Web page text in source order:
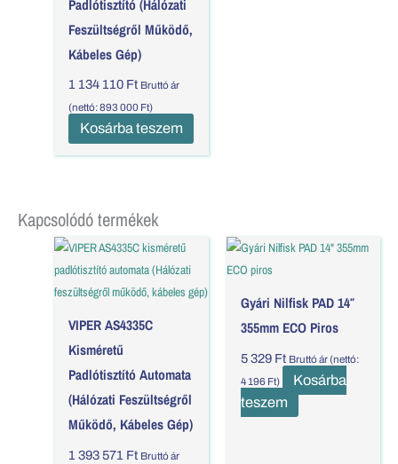
Padlótisztító (Hálózati
Feszültségről Működő,
Kábeles Gép)
1 134 110 Ft Bruttó ár
(nettó:893 000 Ft)
Kosárba teszem
Kapcsolódó termékek
VIPER AS4335C
Kisméretű
Padlótisztító Automata
(Hálózati Feszültségről
Működő, Kábeles Gép)
1 393 571 Ft Bruttó ár
Gyári Nilfisk PAD 14″
355mm ECO Piros
5 329 Ft Bruttó ár (nettó:
4 196 Ft)
Kosárba
teszem